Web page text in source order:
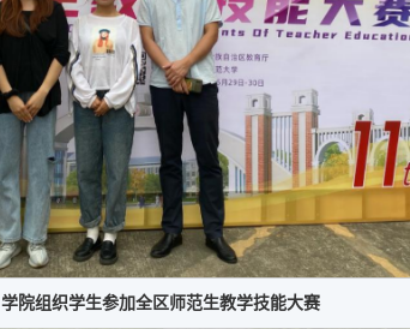
学院组织学生参加全区师范生教学技能大赛